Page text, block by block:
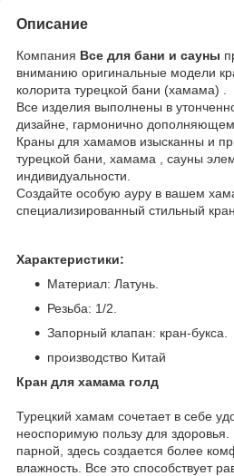
Описание
Компания Все для бани и сауны
вниманию оригинальные модели
колорита турецкой бани (хамама) .
Все изделия выполнены в
дизайне, гармонично
Краны для хамамов изысканны и
турецкой бани, хамама , сауны
индивидуальности.
Создайте особую ауру в вашем
специализированный стильный
Характеристики:
Материал: Латунь.
Резьба: 1/2.
Запорный клапан: кран-букса.
производство Китай
Кран для хамама голд
Турецкий хамам сочетает в себе
неоспоримую пользу для здоровья.
парной, здесь создается более
влажность. Все это способствует